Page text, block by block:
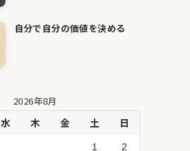
自分で自分の価値を決める
2026年8月
水 木 金 土 日
1 2